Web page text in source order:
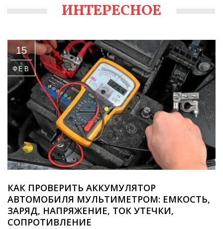
ИНТЕРЕСНОЕ
15
ФЕВ
КАК ПРОВЕРИТЬ АККУМУЛЯТОР
АВТОМОБИЛЯ МУЛЬТИМЕТРОМ: ЕМКОСТЬ,
ЗАРЯД, НАПРЯЖЕНИЕ, ТОК УТЕЧКИ,
СОПРОТИВЛЕНИЕ